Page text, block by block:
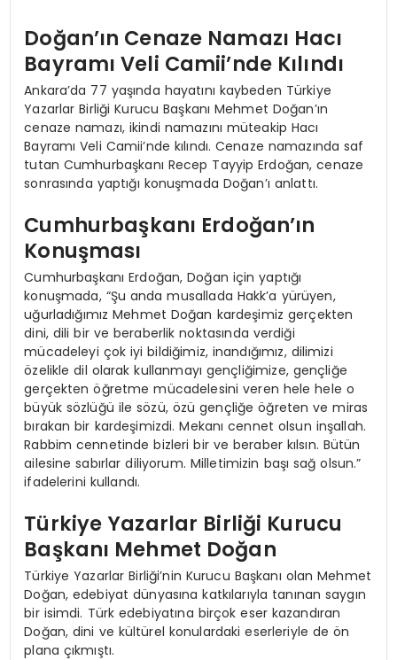
Doğan’ın Cenaze Namazı Hacı
Bayramı Veli Camii’nde Kılındı
Ankara’da 77 yaşında hayatını kaybeden Türkiye
Yazarlar Birliği Kurucu Başkanı Mehmet Doğan’ın
cenaze namazı, ikindi namazını müteakip Hacı
Bayramı Veli Camii’nde kılındı. Cenaze namazında saf
tutan Cumhurbaşkanı Recep Tayyip Erdoğan, cenaze
sonrasında yaptığı konuşmada Doğan’ı anlattı.
Cumhurbaşkanı Erdoğan’ın
Konuşması
Cumhurbaşkanı Erdoğan, Doğan için yaptığı
konuşmada, “Şu anda musallada Hakk’a yürüyen,
uğurladığımız Mehmet Doğan kardeşimiz gerçekten
dini, dili bir ve beraberlik noktasında verdiği
mücadeleyi çok iyi bildiğimiz, inandığımız, dilimizi
özelikle dil olarak kullanmayı gençliğimize, gençliğe
gerçekten öğretme mücadelesini veren hele hele o
büyük sözlüğü ile sözü, özü gençliğe öğreten ve miras
bırakan bir kardeşimizdi. Mekanı cennet olsun inşallah.
Rabbim cennetinde bizleri bir ve beraber kılsın. Bütün
ailesine sabırlar diliyorum. Milletimizin başı sağ olsun.”
ifadelerini kullandı.
Türkiye Yazarlar Birliği Kurucu
Başkanı Mehmet Doğan
Türkiye Yazarlar Birliği’nin Kurucu Başkanı olan Mehmet
Doğan, edebiyat dünyasına katkılarıyla tanınan saygın
bir isimdi. Türk edebiyatına birçok eser kazandıran
Doğan, dini ve kültürel konulardaki eserleriyle de ön
plana çıkmıştı.